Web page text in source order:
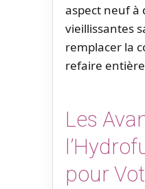
aspect neuf à
vieillissantes
remplacer la
refaire
Les
pour